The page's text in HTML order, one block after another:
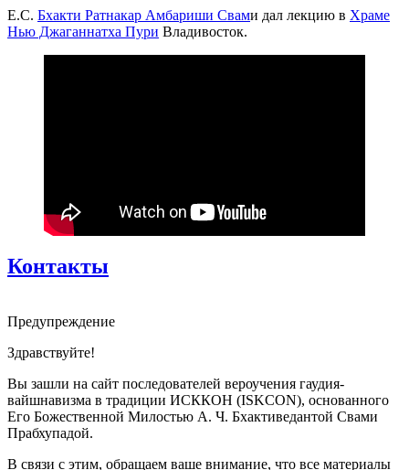
Е.С. Бхакти Ратнакар Амбариши Свами дал лекцию в Храме
Нью Джаганнатха Пури Владивосток.
Контакты
Предупреждение
Здравствуйте!
Вы зашли на сайт последователей вероучения гаудия-
вайшнавизма в традиции ИСККОН (ISKCON), основанного
Его Божественной Милостью А. Ч. Бхактиведантой Свами
Прабхупадой.
В связи с этим, обращаем ваше внимание, что все материалы